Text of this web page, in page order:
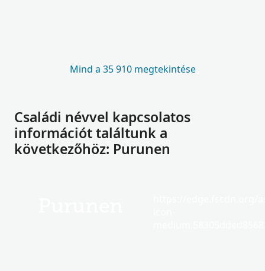
Mind a 35 910 megtekintése
Családi névvel kapcsolatos
információt találtunk a
következőhöz: Purunen